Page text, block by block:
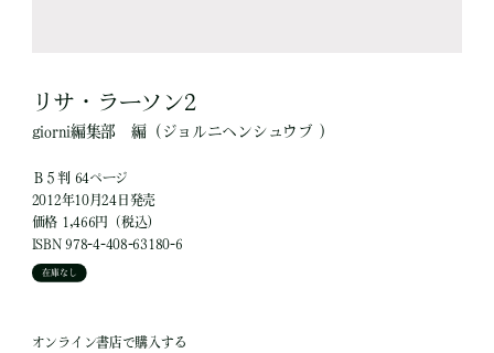
リサ・ラーソン2
giorni編集部 編（ジョルニヘンシュウブ ）
Ｂ５判 64ページ
2012年10月24日発売
価格 1,466円（税込）
ISBN 978-4-408-63180-6
在庫なし
オンライン書店で購入する